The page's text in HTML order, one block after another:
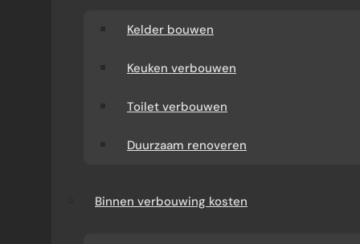
Kelder bouwen
Keuken verbouwen
Toilet verbouwen
Duurzaam renoveren
Binnen verbouwing kosten